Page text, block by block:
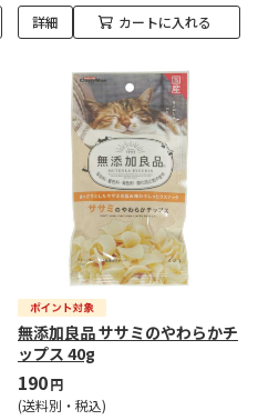
詳細 カートに入れる
無添加良品 ササミのやわらかチ
ップス 40g
190円
(送料別・税込)